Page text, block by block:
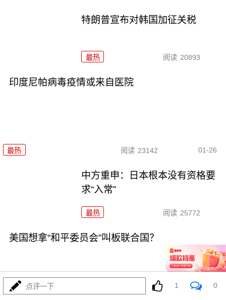
特朗普宣布对韩国加征关税
最热 阅读 20893
印度尼帕病毒疫情或来自医院
最热 阅读 23142 01-26
中方重申：日本根本没有资格要
求“入常”
最热 阅读 25772
美国想拿“和平委员会”叫板联合国？
点评一下 1 0